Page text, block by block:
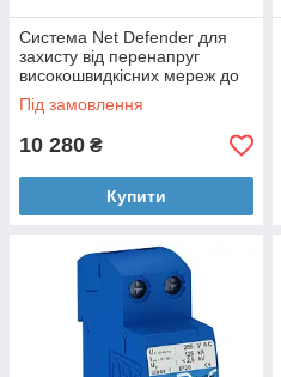
Система Net Defender для
захисту від перенапруг
високошвидкісних мереж до
10 Гбіт (клас ЕА/САТ6А)
Артикул
Під замовлення
10 280 ₴
Купити